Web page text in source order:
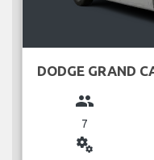
DODGE GRAND
group
7
miscellaneous_services